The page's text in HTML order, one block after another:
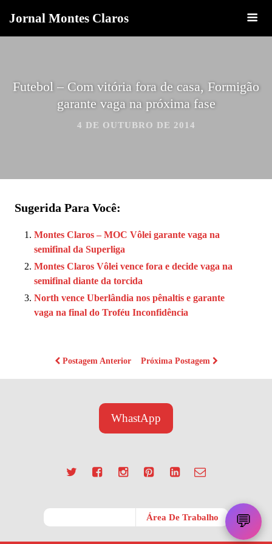
Jornal Montes Claros
Futebol – Com vitória fora de casa, Formigão
garante vaga na próxima fase
4 DE OUTUBRO DE 2014
Sugerida Para Você:
Montes Claros – MOC Vôlei garante vaga na
semifinal da Superliga
Montes Claros Vôlei vence fora e decide vaga na
semifinal diante da torcida
North vence Uberlândia nos pênaltis e garante
vaga na final do Troféu Inconfidência
Postagem Anterior Próxima Postagem
WhastApp
💬
Área De Trabalho